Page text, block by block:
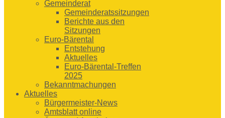
Gemeinderat
Gemeinderatssitzungen
Berichte aus den
Sitzungen
Euro-Bärental
Entstehung
Aktuelles
Euro-Bärental-Treffen
2025
Bekanntmachungen
Aktuelles
Bürgermeister-News
Amtsblatt online